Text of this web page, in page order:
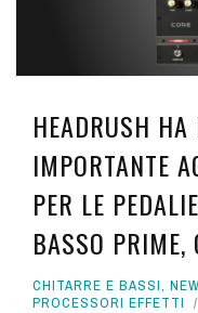
HEADRUSH
IMPORTANTE
PER LE
BASSO PRIME,
CHITARRE E BASSI,
PROCESSORI EFFETTI